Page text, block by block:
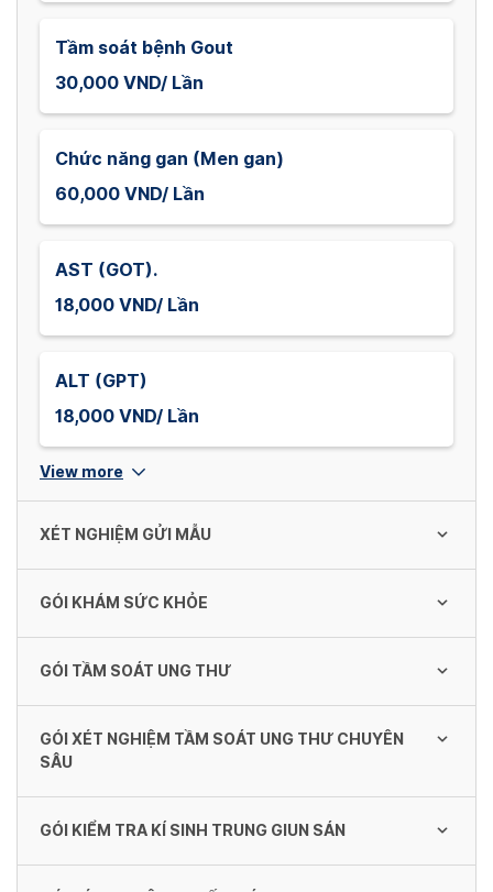
Tầm soát bệnh Gout
30,000 VND/ Lần
Chức năng gan (Men gan)
60,000 VND/ Lần
AST (GOT).
18,000 VND/ Lần
ALT (GPT)
18,000 VND/ Lần
View more
XÉT NGHIỆM GỬI MẪU
Vincibio)
4,300,000 VND/ Lần
Xét nghiệm huyết thống ADN (Không pháp
3,800,000 VND/ lần
GÓI KHÁM SỨC KHỎE
GÓI TẦM SOÁT UNG THƯ
Cho nữ
Cho nam
GÓI XÉT NGHIỆM TẦM SOÁT UNG THƯ CHUYÊN
SÂU
GÓI KIỂM TRA KÍ SINH TRUNG GIUN SÁN